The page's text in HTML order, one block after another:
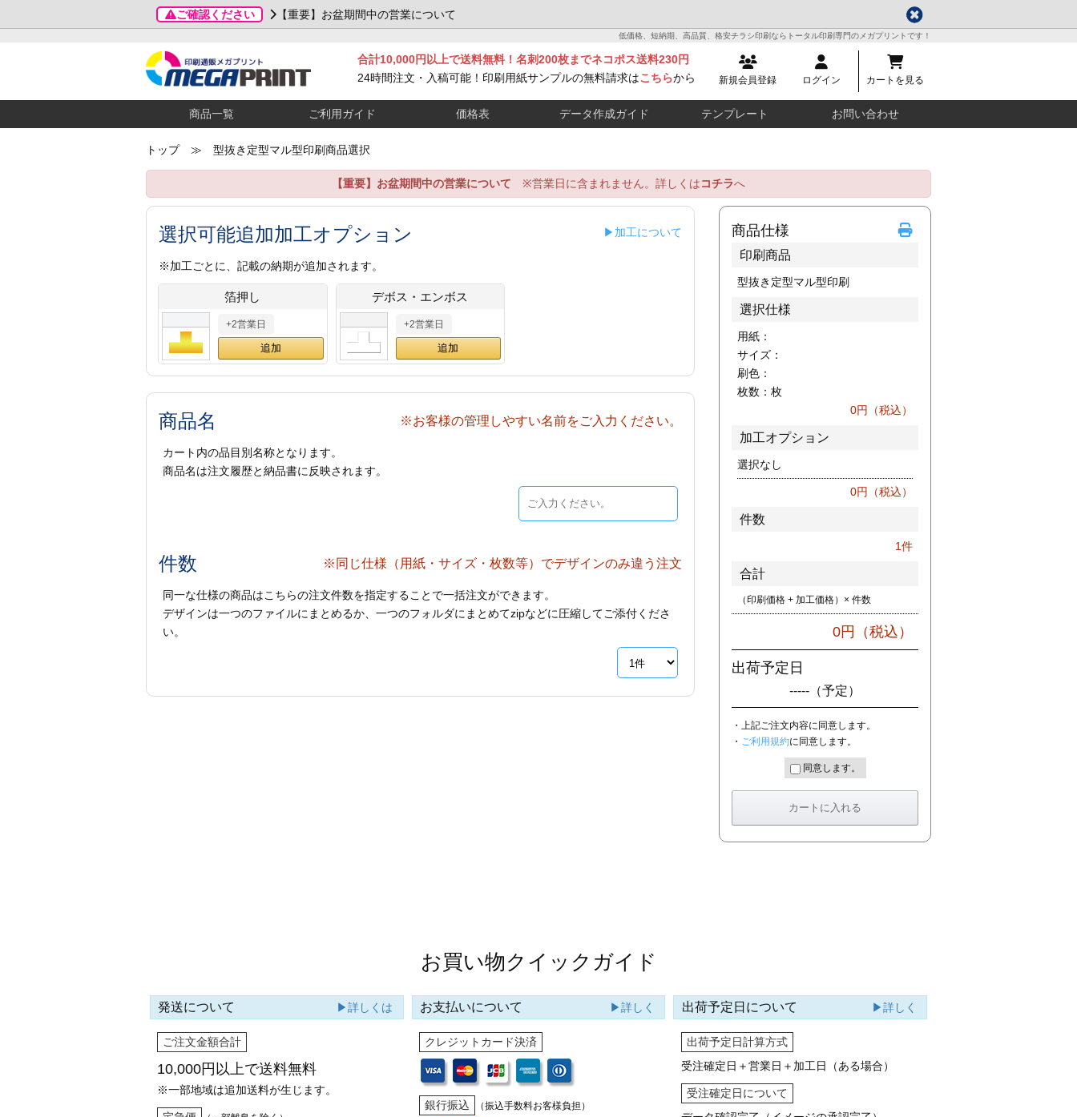
ご確認ください 【重要】お盆期間中の営業について
低価格、短納期、高品質、格安チラシ印刷ならトータル印刷専門のメガプリントです！
新規会員登録 ログイン カートを見る
合計10,000円以上で送料無料！名刺200枚までネコポス送料230円
24時間注文・入稿可能！印刷用紙サンプルの無料請求はこちらから
商品一覧 ご利用ガイド 価格表 データ作成ガイド テンプレート お問い合わせ
トップ≫ 型抜き定型マル型印刷商品選択
【重要】お盆期間中の営業について ※営業日に含まれません。詳しくはコチラへ
選択可能追加加工オプション ▶加工について
※加工ごとに、記載の納期が追加されます。
箔押し
+2営業日
デボス・エンボス
+2営業日
商品名 ※お客様の管理しやすい名前をご入力ください。
カート内の品目別名称となります。
商品名は注文履歴と納品書に反映されます。
件数 ※同じ仕様（用紙・サイズ・枚数等）でデザインのみ違う注文
同一な仕様の商品はこちらの注文件数を指定することで一括注文ができます。
デザインは一つのファイルにまとめるか、一つのフォルダにまとめてzipなどに圧縮してご添付くださ
い。
商品仕様
印刷商品
型抜き定型マル型印刷
選択仕様
用紙：
サイズ：
刷色：
枚数： 枚
0円（税込）
加工オプション
選択なし
0円（税込）
件数
1件
合計
（印刷価格 + 加工価格）× 件数
0円（税込）
出荷予定日
----- （予定）
・上記ご注文内容に同意します。
・ ご利用規約に同意します。
同意します。
お買い物クイックガイド
発送について ▶詳しくは
ご注文金額合計
10,000円以上で送料無料
※一部地域は追加送料が生じます。
お支払いについて ▶詳しく
クレジットカード決済
銀行振込 （振込手数料お客様負担）
出荷予定日について ▶詳しく
出荷予定日計算方式
受注確定日＋営業日＋加工日（ある場合）
受注確定日について